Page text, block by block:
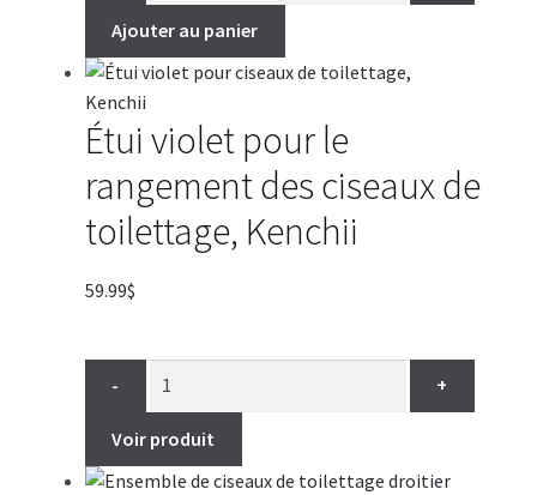
Ajouter au panier
Étui violet pour le
rangement des ciseaux de
toilettage, Kenchii
59.99$
- +
Voir produit